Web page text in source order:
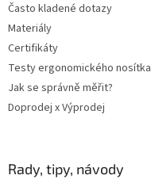
Často kladené dotazy
Materiály
Certifikáty
Testy ergonomického nosítka
Jak se správně měřit?
Doprodej x Výprodej
Rady, tipy, návody